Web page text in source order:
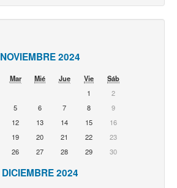
NOVIEMBRE 2024
Mar Mié Jue Vie
Sáb
1
2
5 6 7 8
9
12 13 14 15
16
19 20 21 22
23
26 27 28 29 30
DICIEMBRE 2024